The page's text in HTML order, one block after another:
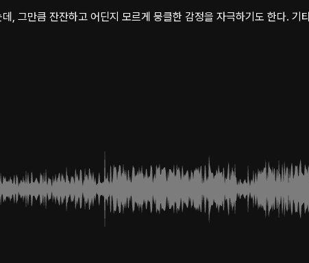
그만큼 잔잔하고 어딘지 모르게 뭉클한 감정을 자극하기도 한다. 기